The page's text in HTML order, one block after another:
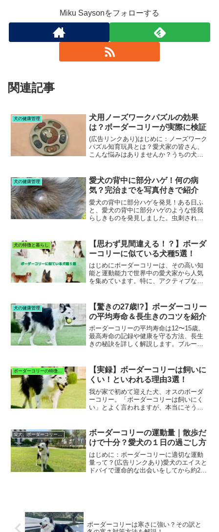
Miku Saysonをフォローする
関連記事
犬の健康管理
犬用ノーズワークパズルの効果
は？ボーダーコリーが実際に検証
(広告リンクあり)はじめに：ノーズワーク
パズル知育玩具とは？愛犬家の皆さん、
こんな悩みはありませんか？うちの犬、
い特に、ボーダーコリーのような活発な
犬種は、散歩だけでは...
犬の健康管理
愛犬の背中に部分ハゲ！何の病
気？完治までを写真付きで紹介
愛犬の背中に部分ハゲを発見！ある日ふ
と、愛犬の背中に部分ハゲのような怪我
らしきものを発見しました。虫刺されな
いってわかった原因と治療方法、完治に
至るまでの期間や経緯をお...
犬の特徴と暮らし
【思わず見間違える！？】ボーダ
ーコリーに似ている犬種5選！
はじめにボーダーコリーは、その高い知
能と運動能力で世界中の愛犬家から人気
を集めています。特に、アクティブな飼
は最高のパートナーになり得ます。しか
し、「ボーダーコリーを飼...
犬の健康管理
【驚きの27歳!?】ボーダーコリー
の平均寿命＆長生きのコツを紹介
ボーダーコリーの平均寿命は12〜15歳。
最高寿命の記録や健康を守る方法、長生
きの秘訣を詳しく解説します。ブルーマ
満載です。
ボーダーコリーの特徴と暮らし
【実録】ボーダーコリーは飼いに
くい！といわれる理由3選！
我が家で初めて迎えた犬、オスのボーダ
ーコリー。「ボーダーコリーは飼いにく
い」とよく言われますが、本当にそうな
た。今回は、実際に飼ってみて感じたこ
とをもとに、ボーダーコリ...
ボーダーコリーの運動量｜散歩だ
けで十分？愛犬の１日の過ごし方
はじめに：ボーダーコリーに適切な運動
量って？(広告リンクあり)愛犬のエイスと
ドバイで運命的な出会いをしてから約2年
ボーダーコリーは寒さに強い？その訳と